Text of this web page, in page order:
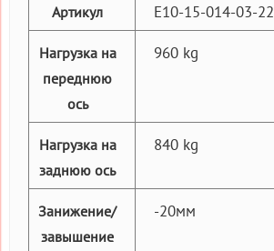
Артикул E10-15-014-03-22
Нагрузка на
переднюю
ось
960 kg
Нагрузка на
заднюю ось
840 kg
Занижение/
завышение
-20мм